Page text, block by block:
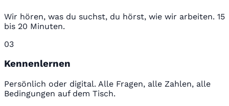
Wir hören, was du suchst, du hörst, wie wir arbeiten. 15
bis 20 Minuten.
03
Kennenlernen
Persönlich oder digital. Alle Fragen, alle Zahlen, alle
Bedingungen auf dem Tisch.